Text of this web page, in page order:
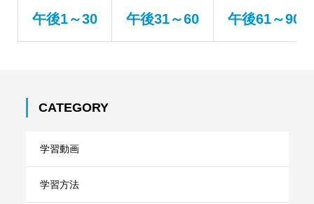
午後1～30 午後31～60 午後61～90
CATEGORY
学習動画
学習方法